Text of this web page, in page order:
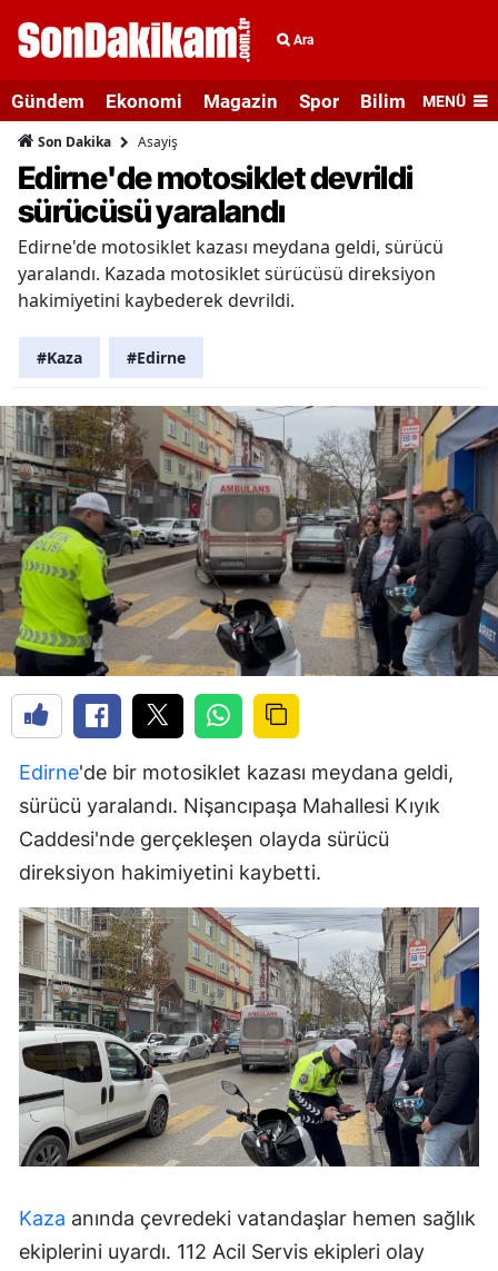
Ara
Gündem Ekonomi Magazin Spor Bilim veMENÜ
Son Dakika Asayiş
Edirne'de motosiklet devrildi
sürücüsü yaralandı
Edirne'de motosiklet kazası meydana geldi, sürücü
yaralandı. Kazada motosiklet sürücüsü direksiyon
hakimiyetini kaybederek devrildi.
#Kaza #Edirne
Edirne'de bir motosiklet kazası meydana geldi,
sürücü yaralandı. Nişancıpaşa Mahallesi Kıyık
Caddesi'nde gerçekleşen olayda sürücü
direksiyon hakimiyetini kaybetti.
Kaza anında çevredeki vatandaşlar hemen sağlık
ekiplerini uyardı. 112 Acil Servis ekipleri olay